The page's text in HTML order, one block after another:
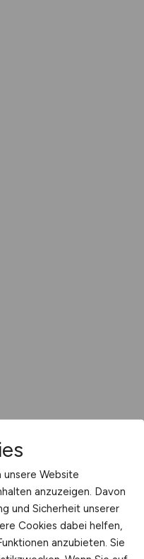
unsere Website
anzuzeigen. Davon
und Sicherheit unserer
Cookies dabei helfen,
anzubieten. Sie